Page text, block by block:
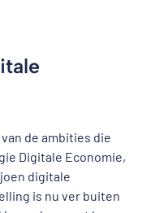
de ambities die
Digitale Economie,
digitale
is nu ver buiten